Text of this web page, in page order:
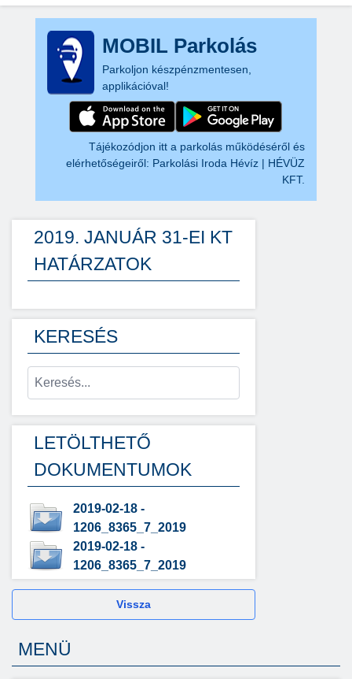
MOBIL Parkolás
Parkoljon készpénzmentesen,
applikációval!
Tájékozódjon itt a parkolás működéséről és
elérhetőségeiről: Parkolási Iroda Hévíz | HÉVÜZ
KFT.
2019. JANUÁR 31-EI KT
HATÁRZATOK
KERESÉS
LETÖLTHETŐ
DOKUMENTUMOK
2019-02-18 -
1206_8365_7_2019
2019-02-18 -
1206_8365_7_2019
Vissza
MENÜ